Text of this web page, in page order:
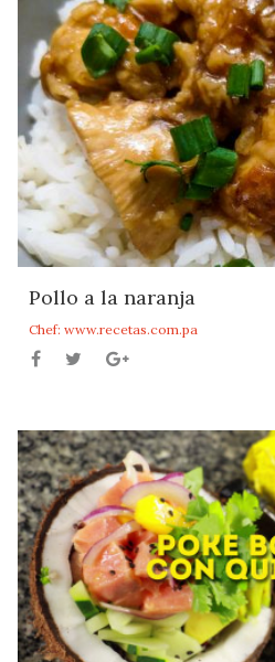
Pollo a la naranja
Chef: www.recetas.com.pa